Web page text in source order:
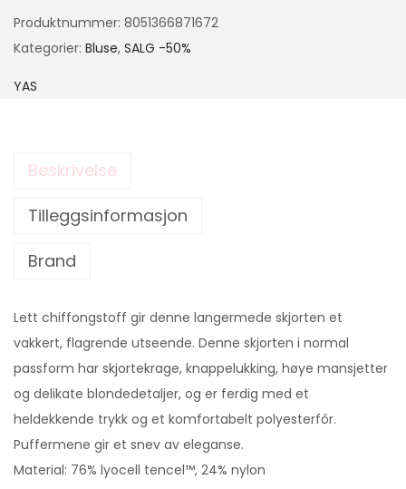
Produktnummer: 8051366871672
Kategorier: Bluse, SALG -50%
YAS
Beskrivelse
Tilleggsinformasjon
Brand
Lett chiffongstoff gir denne langermede skjorten et
vakkert, flagrende utseende. Denne skjorten i normal
passform har skjortekrage, knappelukking, høye mansjetter
og delikate blondedetaljer, og er ferdig med et
heldekkende trykk og et komfortabelt polyesterfôr.
Puffermene gir et snev av eleganse.
Material: 76% lyocell tencel™, 24% nylon